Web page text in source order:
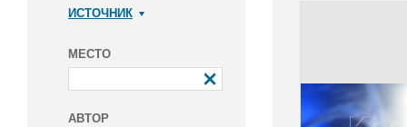
ИСТОЧНИК
МЕСТО
АВТОР